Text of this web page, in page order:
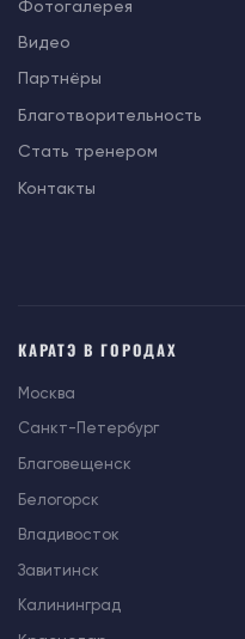
Фотогалерея
Видео
Партнёры
Благотворительность
Стать тренером
Контакты
КАРАТЭ В ГОРОДАХ
Москва
Санкт-Петербург
Благовещенск
Белогорск
Владивосток
Завитинск
Калининград